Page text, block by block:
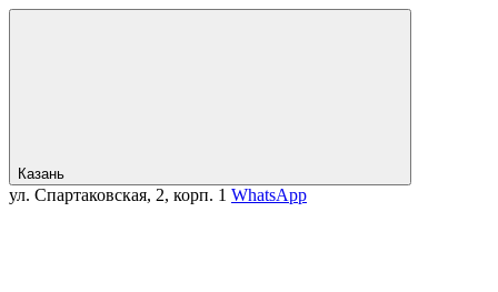
Казань
ул. Спартаковская, 2, корп. 1 WhatsApp